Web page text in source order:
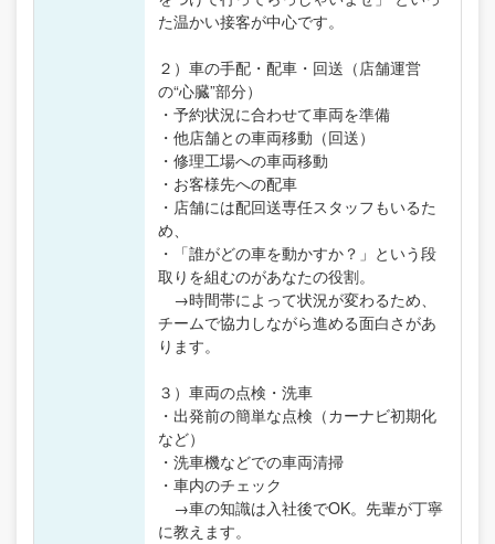
た温かい接客が中心です。
２）車の手配・配車・回送（店舗運営
の“心臓”部分）
・予約状況に合わせて車両を準備
・他店舗との車両移動（回送）
・修理工場への車両移動
・お客様先への配車
・店舗には配回送専任スタッフもいるた
め、
・「誰がどの車を動かすか？」という段
取りを組むのがあなたの役割。
→時間帯によって状況が変わるため、
チームで協力しながら進める面白さがあ
ります。
３）車両の点検・洗車
・出発前の簡単な点検（カーナビ初期化
など）
・洗車機などでの車両清掃
・車内のチェック
→車の知識は入社後でOK。先輩が丁寧
に教えます。